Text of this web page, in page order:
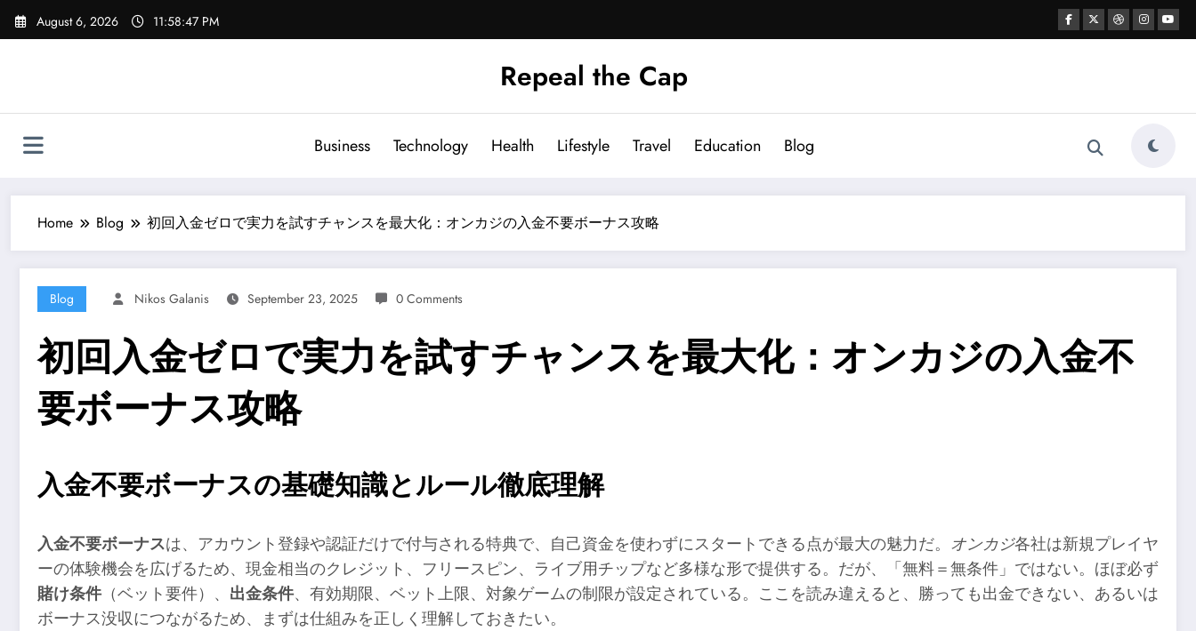
Skip
August 6, 2026 11:58:48 PM
Repeal the Cap
Business Technology Health Lifestyle Travel Education Blog
Home Blog 初回入金ゼロで実力を試すチャンスを最大化：オンカジの入金不要ボーナス攻略
Blog Nikos Galanis September 23, 2025 0 Comments
初回入金ゼロで実力を試すチャンスを最大化：オンカジの入金不
要ボーナス攻略
入金不要ボーナスの基礎知識とルール徹底理解
入金不要ボーナスは、アカウント登録や認証だけで付与される特典で、自己資金を使わずにスタートできる点が最大の魅力だ。 オンカジ各社は新規プレイヤ
ーの体験機会を広げるため、現金相当のクレジット、フリースピン、ライブ用チップなど多様な形で提供する。だが、「無料＝無条件」ではない。ほぼ必ず
賭け条件（ベット要件）、 出金条件、有効期限、ベット上限、対象ゲームの制限が設定されている。ここを読み違えると、勝っても出金できない、あるいは
ボーナス没収につながるため、まずは仕組みを正しく理解しておきたい。